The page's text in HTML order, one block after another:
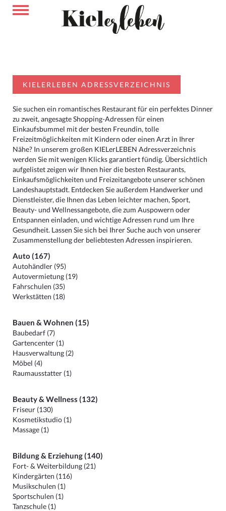
KIELERLEBEN ADRESSVERZEICHNIS
Sie suchen ein romantisches Restaurant für ein perfektes Dinner
zu zweit, angesagte Shopping-Adressen für einen
Einkaufsbummel mit der besten Freundin, tolle
Freizeitmöglichkeiten mit Kindern oder einen Arzt in Ihrer
Nähe? In unserem großen KIELerLEBEN Adressverzeichnis
werden Sie mit wenigen Klicks garantiert fündig. Übersichtlich
aufgelistet zeigen wir Ihnen hier die besten Restaurants,
Einkaufsmöglichkeiten und Freizeitangebote unserer schönen
Landeshauptstadt. Entdecken Sie außerdem Handwerker und
Dienstleister, die Ihnen das Leben leichter machen, Sport,
Beauty- und Wellnessangebote, die zum Auspowern oder
Entspannen einladen, und wichtige Adressen rund um Ihre
Gesundheit. Lassen Sie sich bei Ihrer Suche auch von unserer
Zusammenstellung der beliebtesten Adressen inspirieren.
Auto (167)
Autohändler (95)
Autovermietung (19)
Fahrschulen (35)
Werkstätten (18)
Bauen & Wohnen (15)
Baubedarf (7)
Gartencenter (1)
Hausverwaltung (2)
Möbel (4)
Raumausstatter (1)
Beauty & Wellness (132)
Friseur (130)
Kosmetikstudio (1)
Massage (1)
Bildung & Erziehung (140)
Fort- & Weiterbildung (21)
Kindergärten (116)
Musikschulen (1)
Sportschulen (1)
Tanzschule (1)